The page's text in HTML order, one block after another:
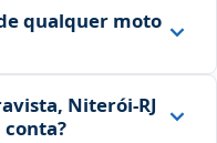
qualquer moto
Niterói‑RJ